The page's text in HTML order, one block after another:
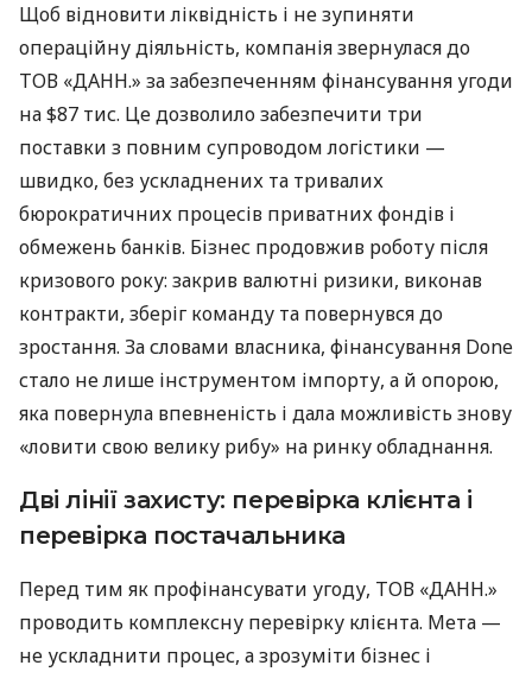
Щоб відновити ліквідність і не зупиняти
операційну діяльність, компанія звернулася до
ТОВ «ДАНН.» за забезпеченням фінансування угоди
на $87 тис. Це дозволило забезпечити три
поставки з повним супроводом логістики —
швидко, без ускладнених та тривалих
бюрократичних процесів приватних фондів і
обмежень банків. Бізнес продовжив роботу після
кризового року: закрив валютні ризики, виконав
контракти, зберіг команду та повернувся до
зростання. За словами власника, фінансування Done
стало не лише інструментом імпорту, а й опорою,
яка повернула впевненість і дала можливість знову
«ловити свою велику рибу» на ринку обладнання.
Дві лінії захисту: перевірка клієнта і
перевірка постачальника
Перед тим як профінансувати угоду, ТОВ «ДАНН.»
проводить комплексну перевірку клієнта. Мета —
не ускладнити процес, а зрозуміти бізнес і